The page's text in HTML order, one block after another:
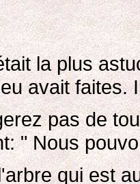
la plus
avait faites.
pas de
" Nous
qui est